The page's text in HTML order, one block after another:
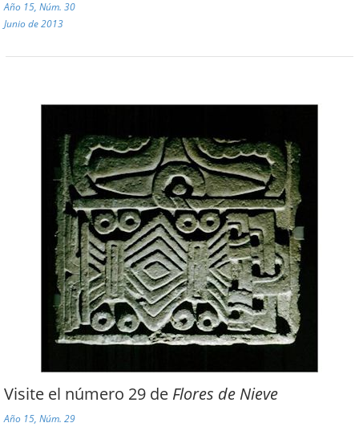
Año 15, Núm. 30
Junio de 2013
Visite el número 29 de Flores de Nieve
Año 15, Núm. 29